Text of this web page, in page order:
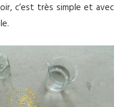
c’est très simple et avec